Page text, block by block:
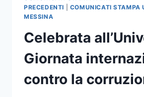
PRECEDENTI
COMUNICATI STAMPA
MESSINA
Celebrata
Giornata
contro la